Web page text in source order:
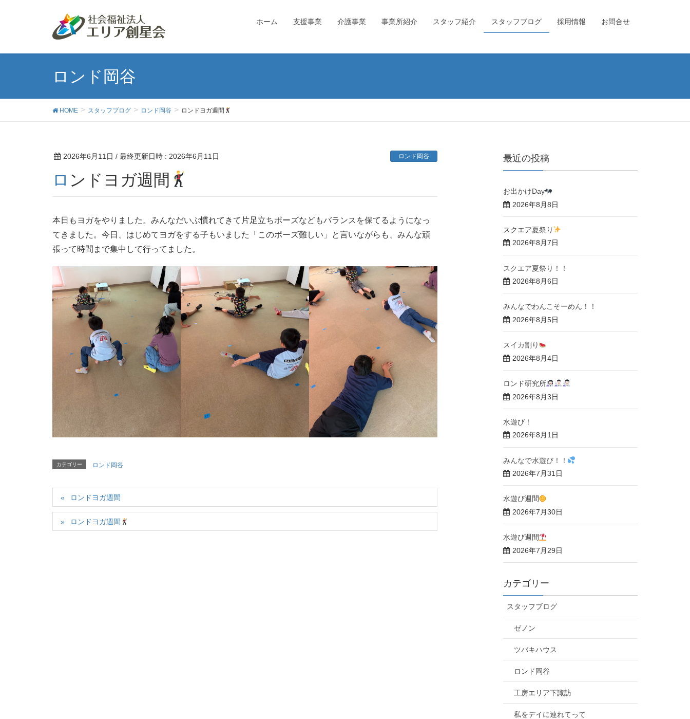
ホーム 支援事業 介護事業 事業所紹介 スタッフ紹介 スタッフブログ 採用情報 お問合せ
ロンド岡谷
HOME スタッフブログ ロンド岡谷 ロンドヨガ週間
2026年6月11日 / 最終更新日時 : 2026年6月11日 ロンド岡谷
ロンドヨガ週間
本日もヨガをやりました。みんなだいぶ慣れてきて片足立ちポーズなどもバランスを保てるようになっ
てきました。今日、はじめてヨガをする子もいました「このポーズ難しい」と言いながらも、みんな頑
張って時間まで集中して行ってました。
カテゴリー ロンド岡谷
ロンドヨガ週間
ロンドヨガ週間
最近の投稿
お出かけDay
2026年8月8日
スクエア夏祭り
2026年8月7日
スクエア夏祭り！！
2026年8月6日
みんなでわんこそーめん！！
2026年8月5日
スイカ割り
2026年8月4日
ロンド研究所
2026年8月3日
水遊び！
2026年8月1日
みんなで水遊び！！
2026年7月31日
水遊び週間
2026年7月30日
水遊び週間
2026年7月29日
カテゴリー
スタッフブログ
ゼノン
ツバキハウス
ロンド岡谷
工房エリア下諏訪
私をデイに連れてって